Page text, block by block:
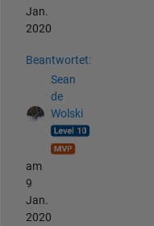
Jan.
2020
Beantwortet:
Sean
de
Wolski
am
9
Jan.
2020